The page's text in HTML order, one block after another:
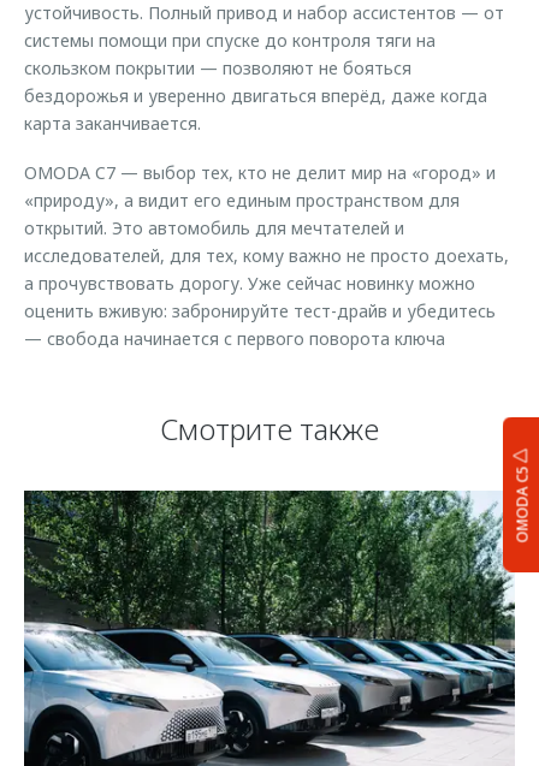
OMODA C5
устойчивость. Полный привод и набор ассистентов — от
системы помощи при спуске до контроля тяги на
скользком покрытии — позволяют не бояться
бездорожья и уверенно двигаться вперёд, даже когда
карта заканчивается.
OMODA C7 — выбор тех, кто не делит мир на «город» и
«природу», а видит его единым пространством для
открытий. Это автомобиль для мечтателей и
исследователей, для тех, кому важно не просто доехать,
а прочувствовать дорогу. Уже сейчас новинку можно
оценить вживую: забронируйте тест-драйв и убедитесь
— свобода начинается с первого поворота ключа
Смотрите также